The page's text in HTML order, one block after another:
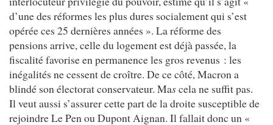
d’une des réformes les plus dures socialement qui s’est
opérée ces 25 dernières années ». La réforme des
pensions arrive, celle du logement est déjà passée, la
fiscalité favorise en permanence les gros revenus : les
inégalités ne cessent de croître. De ce côté, Macron a
blindé son électorat conservateur. Mascela ne suffit pas.
Il veut aussi s’assurer cette part de la droite susceptible de
rejoindre Le Pen ou Dupont Aignan. Il fallait donc un «